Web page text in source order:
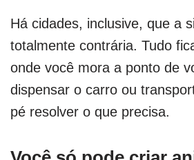
Há cidades, inclusive, que a
totalmente contrária. Tudo
onde você mora a ponto de
dispensar o carro ou
pé resolver o que precisa.